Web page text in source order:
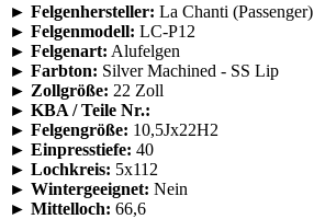
► Felgenhersteller: La Chanti (Passenger)
► Felgenmodell: LC-P12
► Felgenart: Alufelgen
► Farbton: Silver Machined - SS Lip
► Zollgröße: 22 Zoll
► KBA / Teile Nr.:
► Felgengröße: 10,5Jx22H2
► Einpresstiefe: 40
► Lochkreis: 5x112
► Wintergeeignet: Nein
► Mittelloch: 66,6